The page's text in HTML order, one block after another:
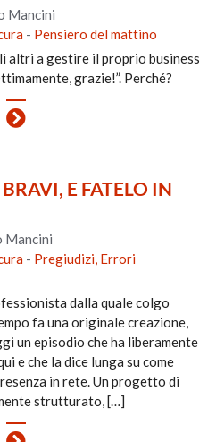
Mancini
- Pensiero del mattino
altri a gestire il proprio business
grazie!”. Perché?
E FATELO IN
Mancini
- Pregiudizi, Errori
dalla quale colgo
fa una originale creazione,
un episodio che ha liberamente
e che la dice lunga su come
in rete. Un progetto di
strutturato, […]